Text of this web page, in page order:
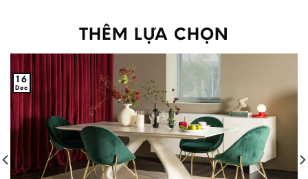
THÊM LỰA CHỌN
16
Dec